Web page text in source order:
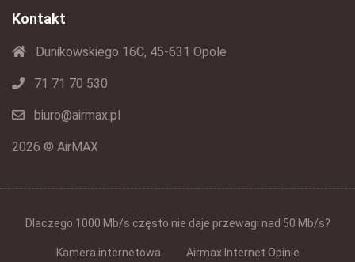
Kontakt
Dunikowskiego 16C, 45-631 Opole
71 71 70 530
biuro@airmax.pl
2026 © AirMAX
Dlaczego 1000 Mb/s często nie daje przewagi nad 50 Mb/s?
Kamera internetowa Airmax Internet Opinie